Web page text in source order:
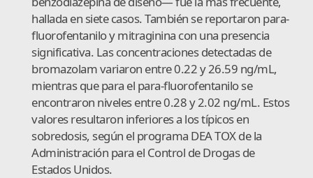
hallada en siete casos. También se reportaron para-
fluorofentanilo y mitraginina con una presencia
significativa. Las concentraciones detectadas de
bromazolam variaron entre 0.22 y 26.59 ng/mL,
mientras que para el para-fluorofentanilo se
encontraron niveles entre 0.28 y 2.02 ng/mL. Estos
valores resultaron inferiores a los típicos en
sobredosis, según el programa DEA TOX de la
Administración para el Control de Drogas de
Estados Unidos.